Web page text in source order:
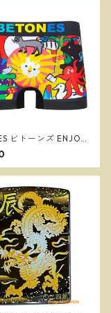
ビトーンズ ENJOY2
ンズ フリーサイズ
パンツ ※ネコポスで
※